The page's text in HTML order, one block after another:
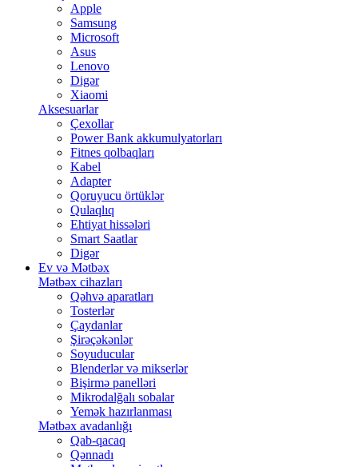
Apple
Samsung
Microsoft
Asus
Lenovo
Digər
Xiaomi
Aksesuarlar
Çexollar
Power Bank akkumulyatorları
Fitnes qolbaqları
Kabel
Adapter
Qoruyucu örtüklər
Qulaqlıq
Ehtiyat hissələri
Smart Saatlar
Digər
Ev və Mətbəx
Mətbəx cihazları
Qəhvə aparatları
Tosterlər
Çaydanlar
Şirəçəkənlər
Soyuducular
Blenderlər və mikserlər
Bişirmə panelləri
Mikrodalğalı sobalar
Yemək hazırlanması
Mətbəx avadanlığı
Qab-qacaq
Qənnadı